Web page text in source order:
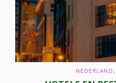
C
NEDERLAND